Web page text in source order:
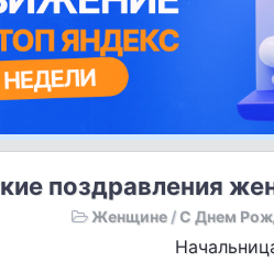
поздравления
Женщине/ С Днем